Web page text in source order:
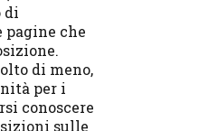
di
che
di meno,
per i
conoscere
sulle